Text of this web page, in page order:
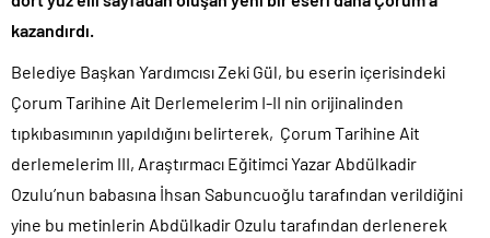
kazandırdı.
Belediye Başkan Yardımcısı Zeki Gül, bu eserin içerisindeki
Çorum Tarihine Ait Derlemelerim I-II nin orijinalinden
tıpkıbasımının yapıldığını belirterek, Çorum Tarihine Ait
derlemelerim III, Araştırmacı Eğitimci Yazar Abdülkadir
Ozulu’nun babasına İhsan Sabuncuoğlu tarafından verildiğini
yine bu metinlerin Abdülkadir Ozulu tarafından derlenerek